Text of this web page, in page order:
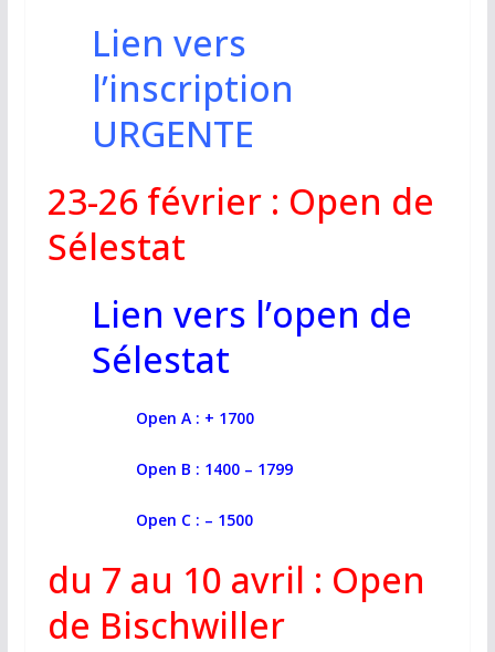
Lien vers
l’inscription
URGENTE
23-26 février : Open de
Sélestat
Lien vers l’open de
Sélestat
Open A : + 1700
Open B : 1400 – 1799
Open C : – 1500
du 7 au 10 avril : Open
de Bischwiller